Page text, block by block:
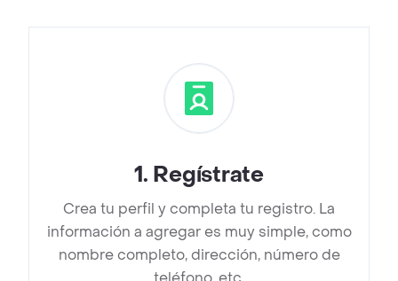
1. Regístrate
Crea tu perfil y completa tu registro. La
información a agregar es muy simple, como
nombre completo, dirección, número de